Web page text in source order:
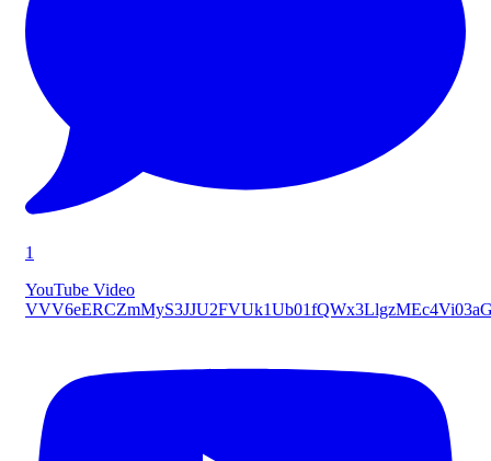
1
YouTube Video